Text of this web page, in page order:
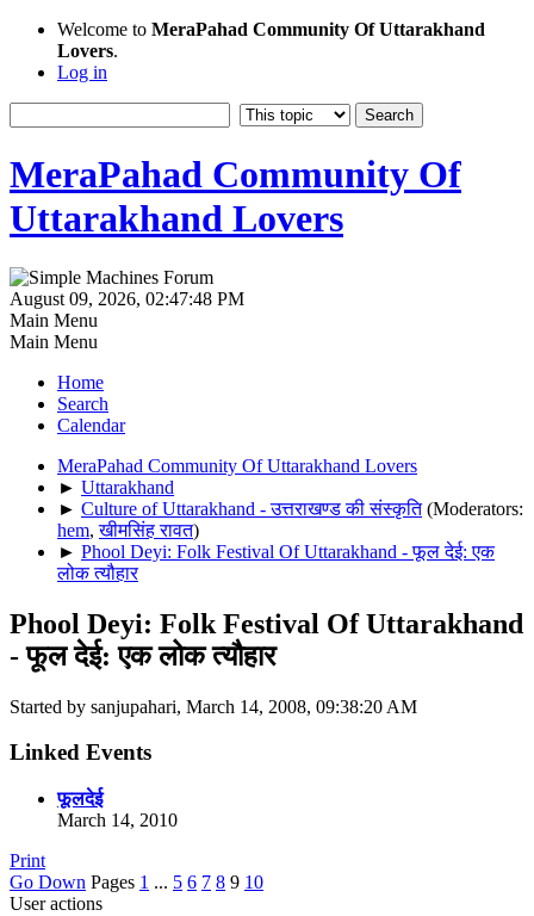
Welcome to MeraPahad Community Of Uttarakhand
Lovers.
Log in
MeraPahad Community Of
Uttarakhand Lovers
August 09, 2026, 02:47:48 PM
Main Menu
Main Menu
Home
Search
Calendar
MeraPahad Community Of Uttarakhand Lovers
► Uttarakhand
► Culture of Uttarakhand - उत्तराखण्ड की संस्कृति (Moderators:
hem,खीमसिंह रावत)
► Phool Deyi: Folk Festival Of Uttarakhand - फूल देई: एक
लोक त्यौहार
Phool Deyi: Folk Festival Of Uttarakhand
- फूल देई: एक लोक त्यौहार
Started by sanjupahari, March 14, 2008, 09:38:20 AM
Linked Events
फूलदेई
March 14, 2010
Print
Go Down Pages 1 ... 5 6 7 8 9 10
User actions